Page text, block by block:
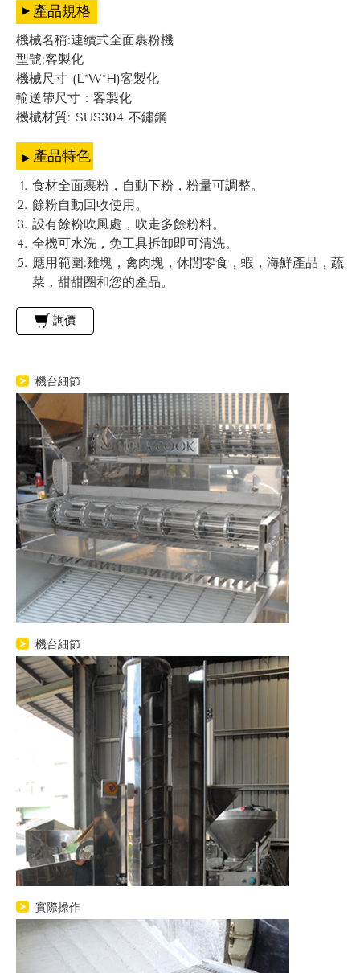
產品規格
機械名稱:連續式全面裹粉機
型號:客製化
機械尺寸 (L*W*H)客製化
輸送帶尺寸：客製化
機械材質: SUS304 不鏽鋼
產品特色
食材全面裹粉，自動下粉，粉量可調整。
餘粉自動回收使用。
設有餘粉吹風處，吹走多餘粉料。
全機可水洗，免工具拆卸即可清洗。
應用範圍:雞塊，禽肉塊，休閒零食，蝦，海鮮產品，蔬
菜，甜甜圈和您的產品。
詢價
機台細節
機台細節
實際操作